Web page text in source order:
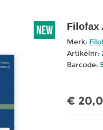
Filofax
Merk:
Artikelnr:
Barcode:
€